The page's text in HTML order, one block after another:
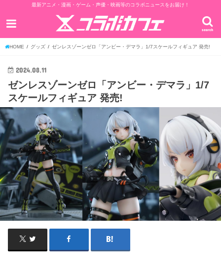
最新アニメ・漫画・ゲーム・声優・映画等のコラボニュースをお届け！
search
HOME グッズ ゼンレスゾーンゼロ「アンビー・デマラ」1/7スケールフィギュア 発売!
2024.08.11
ゼンレスゾーンゼロ「アンビー・デマラ」1/7
スケールフィギュア 発売!